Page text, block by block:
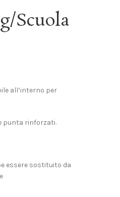
Scuola
all’interno per
punta rinforzati.
essere sostituito da